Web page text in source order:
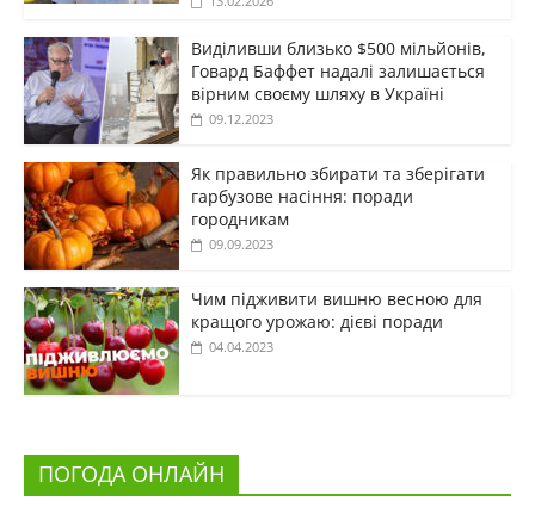
Виділивши близько $500 мільйонів,
Говард Баффет надалі залишається
вірним своєму шляху в Україні
09.12.2023
Як правильно збирати та зберігати
гарбузове насіння: поради
городникам
09.09.2023
Чим підживити вишню весною для
кращого урожаю: дієві поради
04.04.2023
ПОГОДА ОНЛАЙН